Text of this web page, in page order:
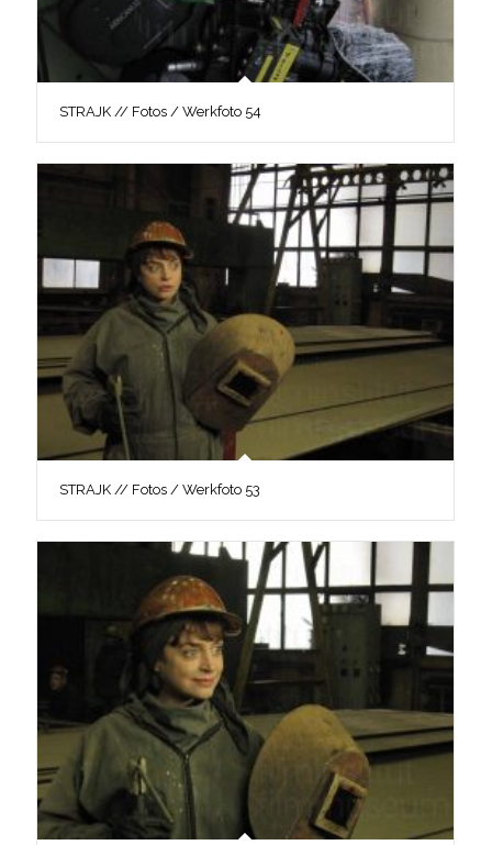
STRAJK // Fotos / Werkfoto 54
STRAJK // Fotos / Werkfoto 53